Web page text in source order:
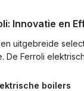
Innovatie en
uitgebreide
De Ferroli
boilers